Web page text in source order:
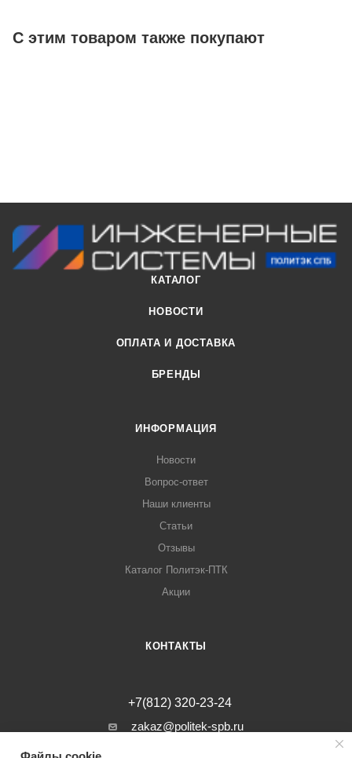
уплотнительным кольцом обеспечивает полную
С этим товаром также покупают
КАТАЛОГ
НОВОСТИ
ОПЛАТА И ДОСТАВКА
БРЕНДЫ
ИНФОРМАЦИЯ
Новости
Вопрос-ответ
Наши клиенты
Статьи
Отзывы
Каталог Политэк-ПТК
Акции
КОНТАКТЫ
+7(812) 320-23-24
zakaz@politek-spb.ru